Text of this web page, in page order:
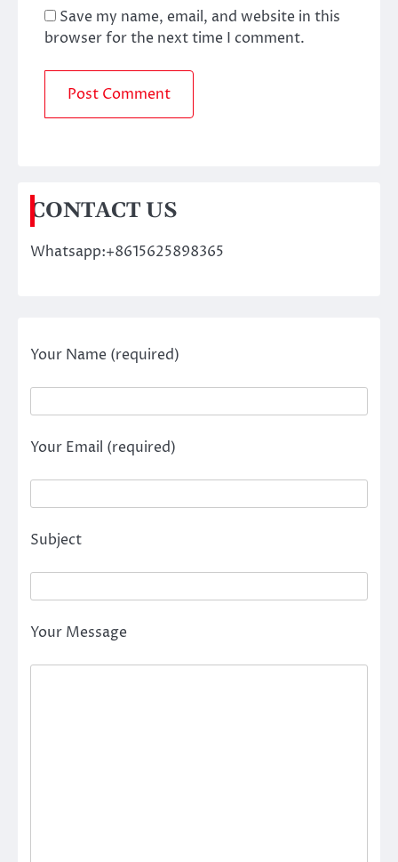
Save my name, email, and website in this
browser for the next time I comment.
CONTACT US
Whatsapp:+8615625898365
Your Name (required)
Your Email (required)
Subject
Your Message